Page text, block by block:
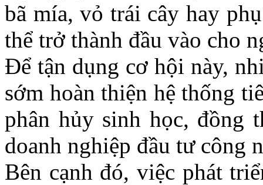
bã mía, vỏ trái cây hay
thể trở thành đầu vào cho
Để tận dụng cơ hội này,
sớm hoàn thiện hệ thống
phân hủy sinh học, đồng
doanh nghiệp đầu tư công
Bên cạnh đó, việc phát